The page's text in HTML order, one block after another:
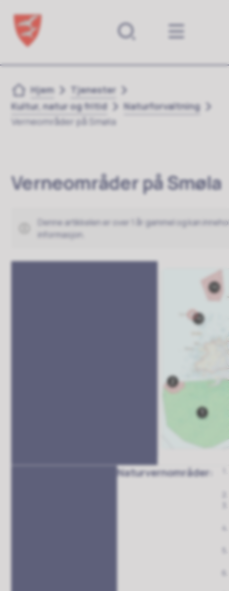
Forsiden
Du er her:
Hjem
Tjenester
Kultur, natur og fritid
Naturforvaltning
Verneområder på Smøla
Verneområder på Smøla
Denne artikkelen er over 1 år gammel og kan
informasjon.
Naturvernområder: